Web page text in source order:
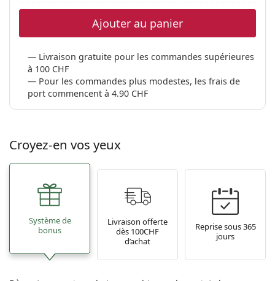
Ajouter au panier
Livraison gratuite pour les commandes supérieures
à 100 CHF
Pour les commandes plus modestes, les frais de
port commencent à 4.90 CHF
Croyez-en vos yeux
Système de
bonus
Livraison offerte
dès 100CHF
d’achat
Reprise sous 365
jours